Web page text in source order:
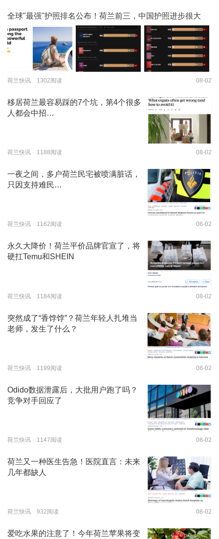
全球"最强"护照排名公布！荷兰前三，中国护照进步很大
荷兰快讯 1302阅读 08-02
移居荷兰最容易踩的7个坑，第4个很多
人都会中招…
荷兰快讯 1188阅读 08-02
一夜之间，多户荷兰民宅被喷满脏话，
只因支持难民…
荷兰快讯 1162阅读 08-02
永久大降价！荷兰平价品牌官宣了，将
硬扛Temu和SHEIN
荷兰快讯 1184阅读 08-02
突然成了“香饽饽”？荷兰年轻人扎堆当
老师，发生了什么？
荷兰快讯 1199阅读 08-02
Odido数据泄露后，大批用户跑了吗？
竞争对手回应了
荷兰快讯 1147阅读 08-02
荷兰又一种医生告急！医院直言：未来
几年都缺人
荷兰快讯 932阅读 08-02
爱吃水果的注意了！今年荷兰苹果将变